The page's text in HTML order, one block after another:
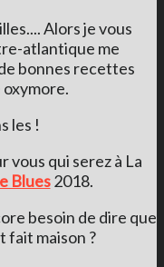
Alors je vous
atlantique me
bonnes recettes
les !
vous qui serez à La
Blues2018.
besoin de dire que
fait maison ?